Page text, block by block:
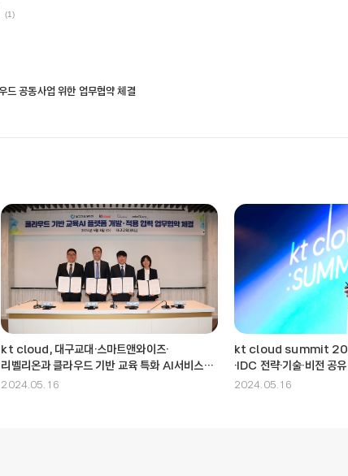
(1)
공동사업 위한 업무협약 체결
kt cloud, 대구교대·스마트앤와이즈·
리벨리온과 클라우드 기반 교육 특화 AI서비스
개발 및 활성화 협력
2024.05.16
kt cloud summit
·IDC 전략·기술·비전 공
2024.05.16